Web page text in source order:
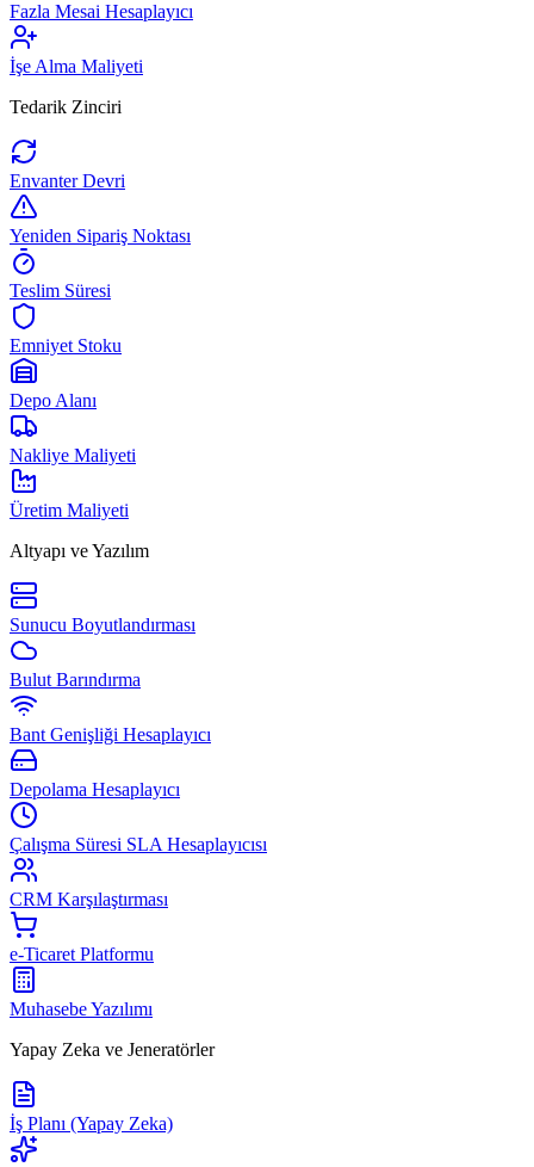
Fazla Mesai Hesaplayıcı
İşe Alma Maliyeti
Tedarik Zinciri
Envanter Devri
Yeniden Sipariş Noktası
Teslim Süresi
Emniyet Stoku
Depo Alanı
Nakliye Maliyeti
Üretim Maliyeti
Altyapı ve Yazılım
Sunucu Boyutlandırması
Bulut Barındırma
Bant Genişliği Hesaplayıcı
Depolama Hesaplayıcı
Çalışma Süresi SLA Hesaplayıcısı
CRM Karşılaştırması
e-Ticaret Platformu
Muhasebe Yazılımı
Yapay Zeka ve Jeneratörler
İş Planı (Yapay Zeka)